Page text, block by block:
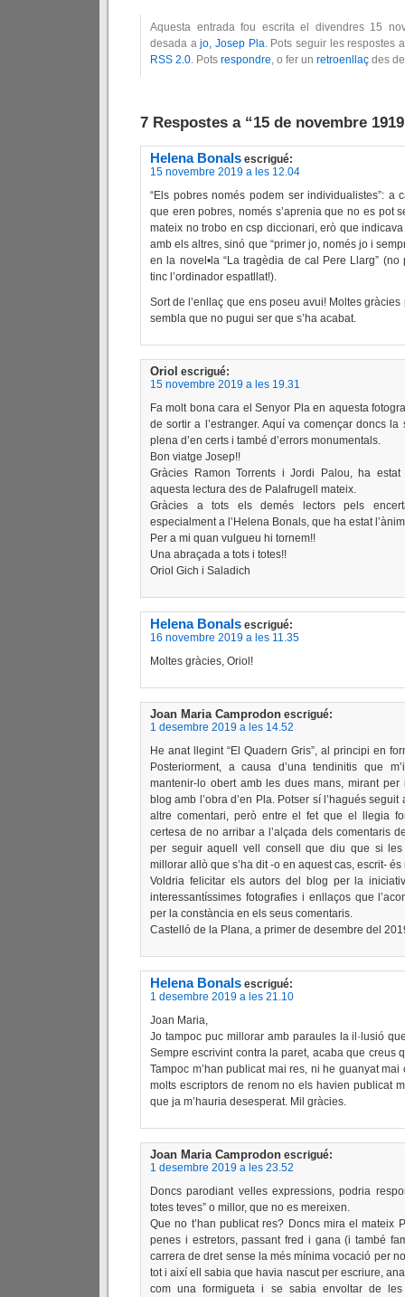
Aquesta entrada fou escrita el divendres 15
desada ajo, Josep Pla. Pots seguir les respostes
RSS 2.0. Pots respondre, o fer un retroenllaç des
7 Respostes a “15 de novembre
Helena Bonals escrigué:
15 novembre 2019 a les 12.04
“Els pobres només podem ser individualistes”: a
que eren pobres, només s’aprenia que no es pot
mateix no trobo en csp diccionari, erò que
amb els altres, sinó que “primer jo, només jo i
en la novel•la “La tragèdia de cal Pere Llarg”
tinc l’ordinador espatllat!).
Sort de l’enllaç que ens poseu avui! Moltes
sembla que no pugui ser que s’ha acabat.
Oriol escrigué:
15 novembre 2019 a les 19.31
Fa molt bona cara el Senyor Pla en aquesta
de sortir a l’estranger. Aquí va començar doncs
plena d’en certs i també d’errors monumentals.
Bon viatge Josep!!
Gràcies Ramon Torrents i Jordi Palou, ha
aquesta lectura des de Palafrugell mateix.
Gràcies a tots els demés lectors pels
especialment a l’Helena Bonals, que ha estat
Per a mi quan vulgueu hi tornem!!
Una abraçada a tots i totes!!
Oriol Gich i Saladich
Helena Bonals escrigué:
16 novembre 2019 a les 11.35
Moltes gràcies, Oriol!
Joan Maria Camprodon escrigué:
1 desembre 2019 a les 14.52
He anat llegint “El Quadern Gris”, al principi en
Posteriorment, a causa d’una tendinitis que
mantenir-lo obert amb les dues mans, mirant per
blog amb l’obra d’en Pla. Potser sí l’hagués
altre comentari, però entre el fet que el llegia
certesa de no arribar a l’alçada dels comentaris
per seguir aquell vell consell que diu que si
millorar allò que s’ha dit -o en aquest cas, escrit-
Voldria felicitar els autors del blog per la
interessantíssimes fotografies i enllaços que
per la constància en els seus comentaris.
Castelló de la Plana, a primer de desembre del
Helena Bonals escrigué:
1 desembre 2019 a les 21.10
Joan Maria,
Jo tampoc puc millorar amb paraules la il·lusió
Sempre escrivint contra la paret, acaba que creus
Tampoc m’han publicat mai res, ni he guanyat
molts escriptors de renom no els havien publicat
que ja m’hauria desesperat. Mil gràcies.
Joan Maria Camprodon escrigué:
1 desembre 2019 a les 23.52
Doncs parodiant velles expressions, podria
totes teves” o millor, que no es mereixen.
Que no t’han publicat res? Doncs mira el mateix
penes i estretors, passant fred i gana (i també
carrera de dret sense la més mínima vocació per
tot i així ell sabia que havia nascut per escriure,
com una formigueta i se sabia envoltar de